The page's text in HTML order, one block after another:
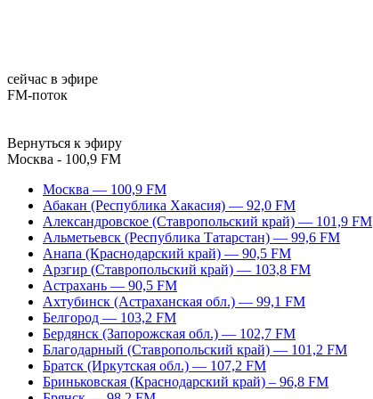
сейчас в эфире
FM-поток
Вернуться к эфиру
Москва - 100,9 FM
Москва — 100,9 FM
Абакан (Республика Хакасия) — 92,0 FM
Александровское (Ставропольский край) — 101,9 FM
Альметьевск (Республика Татарстан) — 99,6 FM
Анапа (Краснодарский край) — 90,5 FM
Арзгир (Ставропольский край) — 103,8 FM
Астрахань — 90,5 FM
Ахтубинск (Астраханская обл.) — 99,1 FM
Белгород — 103,2 FM
Бердянск (Запорожская обл.) — 102,7 FM
Благодарный (Ставропольский край) — 101,2 FM
Братск (Иркутская обл.) — 107,2 FM
Бриньковская (Краснодарский край) – 96,8 FM